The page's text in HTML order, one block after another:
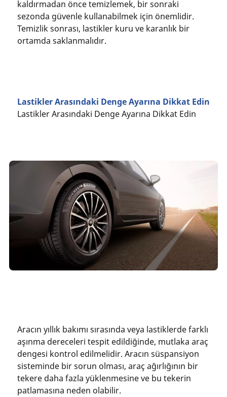
kaldırmadan önce temizlemek, bir sonraki
sezonda güvenle kullanabilmek için önemlidir.
Temizlik sonrası, lastikler kuru ve karanlık bir
ortamda saklanmalıdır.
Lastikler Arasındaki Denge Ayarına Dikkat Edin
Lastikler Arasındaki Denge Ayarına Dikkat Edin
Aracın yıllık bakımı sırasında veya lastiklerde farklı
aşınma dereceleri tespit edildiğinde, mutlaka araç
dengesi kontrol edilmelidir. Aracın süspansiyon
sisteminde bir sorun olması, araç ağırlığının bir
tekere daha fazla yüklenmesine ve bu tekerin
patlamasına neden olabilir.